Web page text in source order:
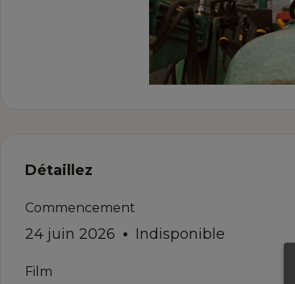
Détaillez
Commencement
24 juin 2026 Indisponible
Film